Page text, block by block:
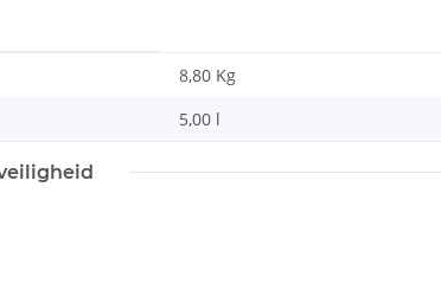
8,80 Kg
5,00 l